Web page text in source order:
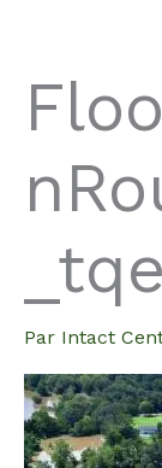
contenu
Par Intact